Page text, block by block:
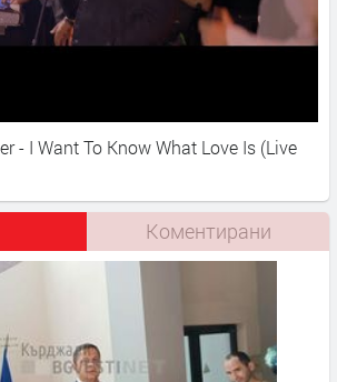
Коментирани